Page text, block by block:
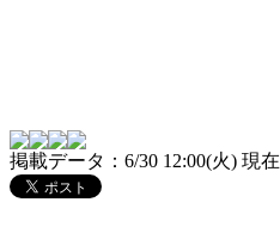
掲載データ：6/30 12:00(火) 現在